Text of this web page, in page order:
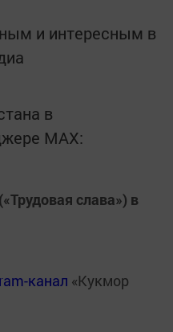
и интересным в
в
MАХ:
слава») в
канал «Кукмор